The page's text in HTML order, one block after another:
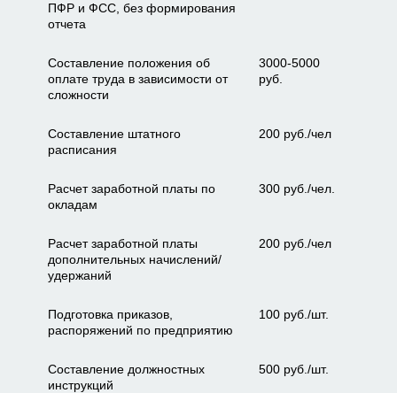
ПФР и ФСС, без формирования
отчета
Составление положения об
оплате труда в зависимости от
сложности
3000-5000
руб.
Составление штатного
расписания
200 руб./чел
Расчет заработной платы по
окладам
300 руб./чел.
Расчет заработной платы
дополнительных начислений/
удержаний
200 руб./чел
Подготовка приказов,
распоряжений по предприятию
100 руб./шт.
Составление должностных
инструкций
500 руб./шт.